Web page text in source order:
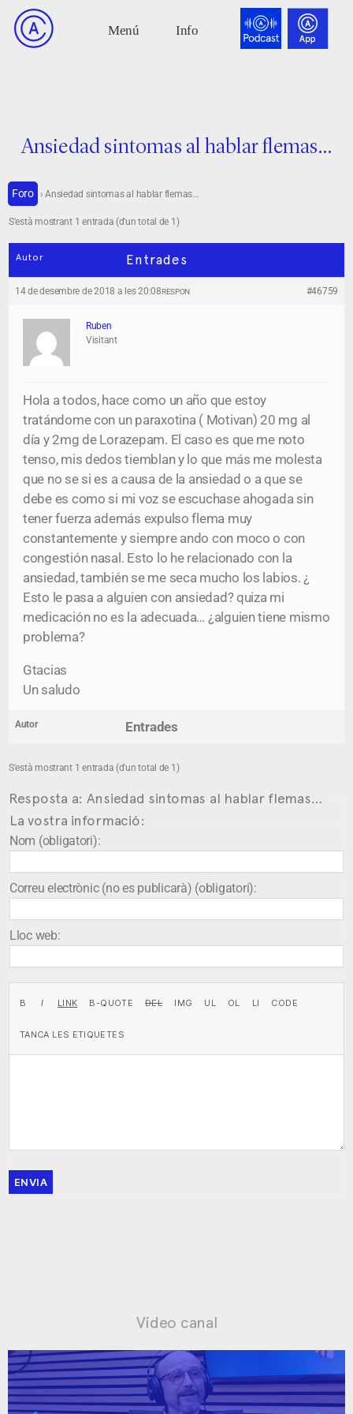
Ansiedad sintomas al hablar flemas…
Foro › Ansiedad sintomas al hablar flemas…
S'està mostrant 1 entrada (d'un total de 1)
Autor Entrades
14 de desembre de 2018 a les 20:08 #46759
RESPON
Ruben
Visitant
Hola a todos, hace como un año que estoy
tratándome con un paraxotina ( Motivan) 20 mg al
día y 2mg de Lorazepam. El caso es que me noto
tenso, mis dedos tiemblan y lo que más me molesta
que no se si es a causa de la ansiedad o a que se
debe es como si mi voz se escuchase ahogada sin
tener fuerza además expulso flema muy
constantemente y siempre ando con moco o con
congestión nasal. Esto lo he relacionado con la
ansiedad, también se me seca mucho los labios. ¿
Esto le pasa a alguien con ansiedad? quiza mi
medicación no es la adecuada… ¿alguien tiene mismo
problema?
Gtacias
Un saludo
Autor Entrades
S'està mostrant 1 entrada (d'un total de 1)
Resposta a: Ansiedad sintomas al hablar flemas…
La vostra informació:
Nom (obligatori):
Correu electrònic (no es publicarà) (obligatori):
Lloc web:
ENVIA
Vídeo canal